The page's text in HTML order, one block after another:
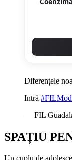
Diferențele
Intră
— FIL
SPAȚIU
Un cuplu de